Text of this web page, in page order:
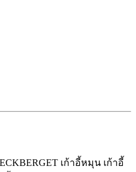
เก้าอี้หมุน เก้าอี้